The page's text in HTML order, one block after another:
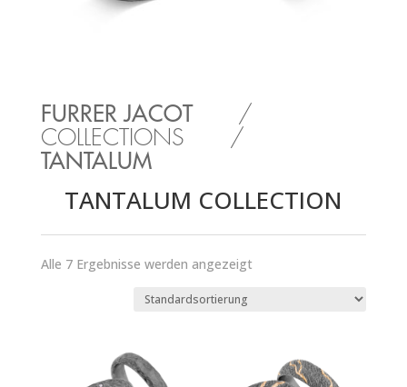
FURRER JACOT
/
COLLECTIONS
/
TANTALUM
TANTALUM COLLECTION
Alle 7 Ergebnisse werden angezeigt